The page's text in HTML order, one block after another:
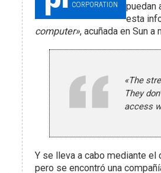
puedan
esta
computer», acuñada en Sun
«The
They
access
Y se lleva a cabo mediante
pero se encontró una